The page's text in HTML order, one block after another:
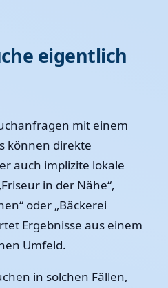
eigentlich
mit einem
können direkte
auch implizite lokale
in der Nähe“,
oder „Bäckerei
Ergebnisse aus einem
Umfeld.
in solchen Fällen,